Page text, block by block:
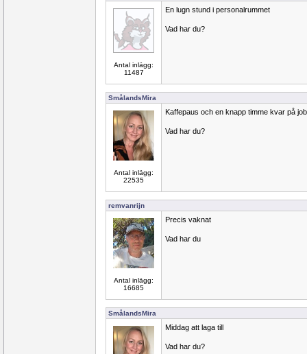
Antal inlägg:
11487
En lugn stund i personalrummet
Vad har du?
SmålandsMira
Antal inlägg:
22535
Kaffepaus och en knapp timme kvar på
Vad har du?
remvanrijn
Antal inlägg:
16685
Precis vaknat
Vad har du
SmålandsMira
Middag att laga till
Vad har du?